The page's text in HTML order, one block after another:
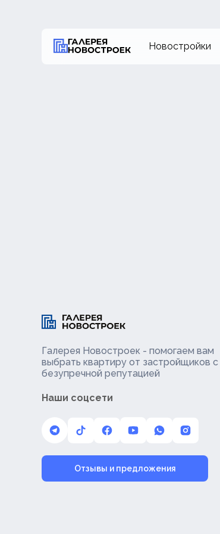
Новостройки
Галерея Новостроек - помогаем вам
выбрать квартиру от застройщиков с
безупречной репутацией
Наши соцсети
Отзывы и предложения